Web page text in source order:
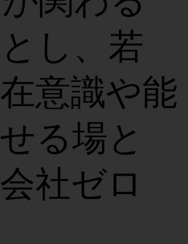
し、若
意識や能
る場と
社ゼロ